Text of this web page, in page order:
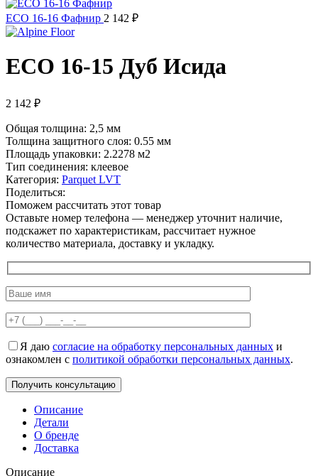
ECO 16-16 Фафнир 2 142 ₽
ECO 16-15 Дуб Исида
2 142 ₽
Общая толщина: 2,5 мм
Толщина защитного слоя: 0.55 мм
Площадь упаковки: 2.2278 м2
Тип соединения: клеевое
Категория: Parquet LVT
Поделиться:
Поможем рассчитать этот товар
Оставьте номер телефона — менеджер уточнит наличие,
подскажет по характеристикам, рассчитает нужное
количество материала, доставку и укладку.
Я даю согласие на обработку персональных данных и
ознакомлен с политикой обработки персональных данных.
Описание
Детали
О бренде
Доставка
Описание